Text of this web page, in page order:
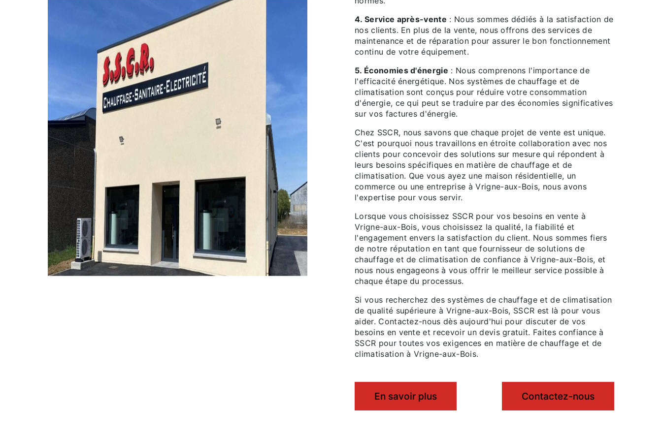
4. Service après-vente : Nous sommes dédiés à la satisfaction de
nos clients. En plus de la vente, nous offrons des services de
maintenance et de réparation pour assurer le bon fonctionnement
continu de votre équipement.
5. Économies d'énergie : Nous comprenons l'importance de
l'efficacité énergétique. Nos systèmes de chauffage et de
climatisation sont conçus pour réduire votre consommation
d'énergie, ce qui peut se traduire par des économies significatives
sur vos factures d'énergie.
Chez SSCR, nous savons que chaque projet de vente est unique.
C'est pourquoi nous travaillons en étroite collaboration avec nos
clients pour concevoir des solutions sur mesure qui répondent à
leurs besoins spécifiques en matière de chauffage et de
climatisation. Que vous ayez une maison résidentielle, un
commerce ou une entreprise à Vrigne-aux-Bois, nous avons
l'expertise pour vous servir.
Lorsque vous choisissez SSCR pour vos besoins en vente à
Vrigne-aux-Bois, vous choisissez la qualité, la fiabilité et
l'engagement envers la satisfaction du client. Nous sommes fiers
de notre réputation en tant que fournisseur de solutions de
chauffage et de climatisation de confiance à Vrigne-aux-Bois, et
nous nous engageons à vous offrir le meilleur service possible à
chaque étape du processus.
Si vous recherchez des systèmes de chauffage et de climatisation
de qualité supérieure à Vrigne-aux-Bois, SSCR est là pour vous
aider. Contactez-nous dès aujourd'hui pour discuter de vos
besoins en vente et recevoir un devis gratuit. Faites confiance à
SSCR pour toutes vos exigences en matière de chauffage et de
climatisation à Vrigne-aux-Bois.
En savoir plus Contactez-nous